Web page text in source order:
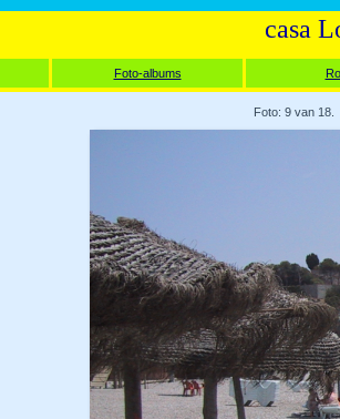
casa
Foto-albums
Foto: 9 van 18.